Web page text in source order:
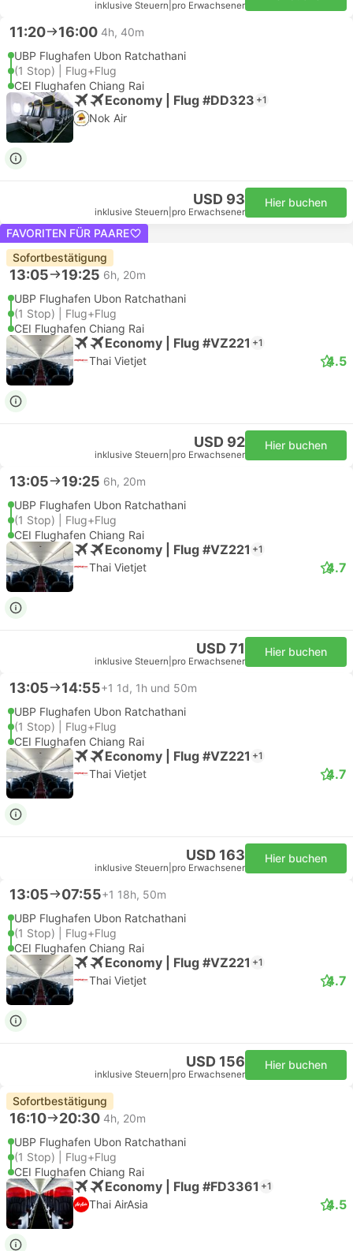
inklusive Steuern pro Erwachsener
11:20 16:00 4h, 40m
UBP Flughafen Ubon Ratchathani
(1 Stop) | Flug+Flug
CEI Flughafen Chiang Rai
Economy | Flug #DD323 +1
Nok Air
USD 93
inklusive Steuern pro Erwachsener
Hier buchen
FAVORITEN FÜR PAARE
Sofortbestätigung
13:05 19:25 6h, 20m
UBP Flughafen Ubon Ratchathani
(1 Stop) | Flug+Flug
CEI Flughafen Chiang Rai
Economy | Flug #VZ221 +1
Thai Vietjet 4.5
USD 92
inklusive Steuern pro Erwachsener
Hier buchen
13:05 19:25 6h, 20m
UBP Flughafen Ubon Ratchathani
(1 Stop) | Flug+Flug
CEI Flughafen Chiang Rai
Economy | Flug #VZ221 +1
Thai Vietjet 4.7
USD 71
inklusive Steuern pro Erwachsener
Hier buchen
13:05 14:55+1 1d, 1h und 50m
UBP Flughafen Ubon Ratchathani
(1 Stop) | Flug+Flug
CEI Flughafen Chiang Rai
Economy | Flug #VZ221 +1
Thai Vietjet 4.7
USD 163
inklusive Steuern pro Erwachsener
Hier buchen
13:05 07:55+1 18h, 50m
UBP Flughafen Ubon Ratchathani
(1 Stop) | Flug+Flug
CEI Flughafen Chiang Rai
Economy | Flug #VZ221 +1
Thai Vietjet 4.7
USD 156
inklusive Steuern pro Erwachsener
Hier buchen
Sofortbestätigung
16:10 20:30 4h, 20m
UBP Flughafen Ubon Ratchathani
(1 Stop) | Flug+Flug
CEI Flughafen Chiang Rai
Economy | Flug #FD3361 +1
Thai AirAsia 4.5